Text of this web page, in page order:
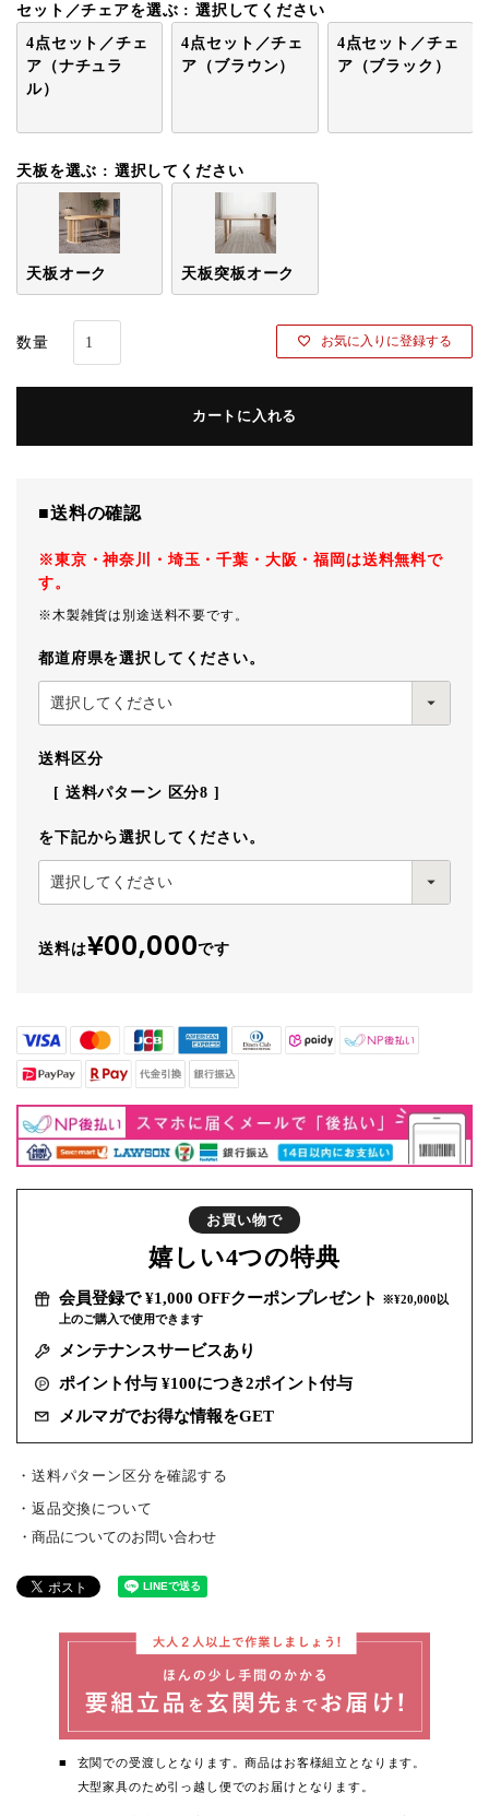
セット／チェアを選ぶ
選択してください
4点セット／チェ
ア（ナチュラ
ル）
4点セット／チェ
ア（ブラウン）
4点セット／チェ
ア（ブラック）
天板を選ぶ 選択してください
天板オーク 天板突板オーク
お気に入りに登録する
カートに入れる
■送料の確認
※東京・神奈川・埼玉・千葉・大阪・福岡は送料無料で
す。
※木製雑貨は別途送料不要です。
都道府県を選択してください。
送料区分
送料パターン 区分8
を下記から選択してください。
送料は¥00,000です
お買い物で
嬉しい4つの特典
会員登録で ¥1,000 OFFクーポンプレゼント
※¥20,000以
上のご購入で使用できます
メンテナンスサービスあり
ポイント付与 ¥100につき2ポイント付与
メルマガでお得な情報をGET
・送料パターン区分を確認する
返品交換について
商品についてのお問い合わせ
玄関での受渡しとなります。商品はお客様組立となります。
大型家具のため引っ越し便でのお届けとなります。